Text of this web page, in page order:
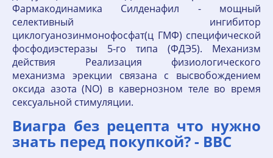
Фармакодинамика Силденафил - мощный
селективный ингибитор
циклогуанозинмонофосфат(ц ГМФ) специфической
фосфодиэстеразы 5-го типа (ФДЭ5). Механизм
действия Реализация физиологического
механизма эрекции связана с высвобождением
оксида азота (NO) в кавернозном теле во время
сексуальной стимуляции.
Виагра без рецепта что нужно
знать перед покупкой? - BBC